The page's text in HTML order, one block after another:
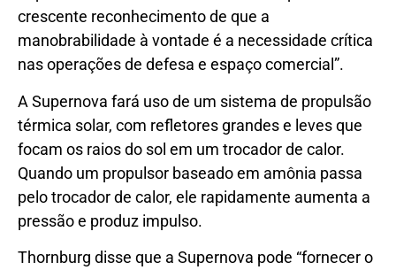
crescente reconhecimento de que a
manobrabilidade à vontade é a necessidade crítica
nas operações de defesa e espaço comercial”.
A Supernova fará uso de um sistema de propulsão
térmica solar, com refletores grandes e leves que
focam os raios do sol em um trocador de calor.
Quando um propulsor baseado em amônia passa
pelo trocador de calor, ele rapidamente aumenta a
pressão e produz impulso.
Thornburg disse que a Supernova pode “fornecer o